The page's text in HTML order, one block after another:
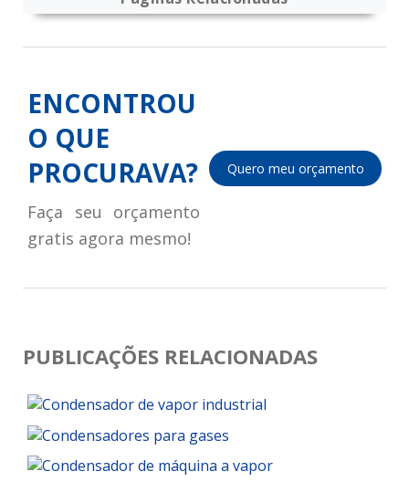
ENCONTROU
O QUE
PROCURAVA?
Faça seu orçamento
gratis agora mesmo!
Quero meu orçamento
PUBLICAÇÕES RELACIONADAS